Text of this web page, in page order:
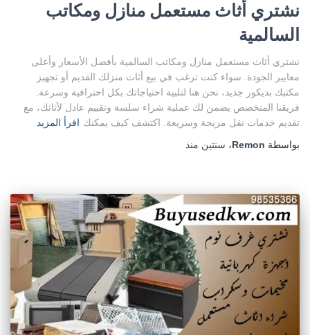
نشتري أثاث مستعمل منازل ومكاتب
السالمية
نشتري أثاث مستعمل منازل ومكاتب السالمية بأفضل الأسعار وأعلى
معايير الجودة. سواء كنت ترغب في بيع أثاث منزلك القديم أو تجهيز
مكتبك بديكور جديد، نحن هنا لتلبية احتياجاتك بكل احترافية وسرعة.
فريقنا المتخصص يضمن لك عملية شراء سلسة وتقييم عادل لأثاثك، مع
تقديم خدمات نقل مريحة وسريعة. اكتشف كيف يمكنك اقرأ المزيد
بواسطة Remon، سنتين منذ